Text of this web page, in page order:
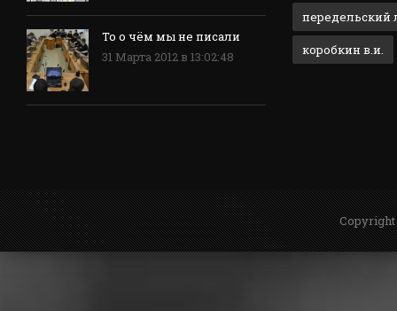
То о чём мы не писали
31 Марта 2012 в 13:02:48
передельский
коробкин в.и.